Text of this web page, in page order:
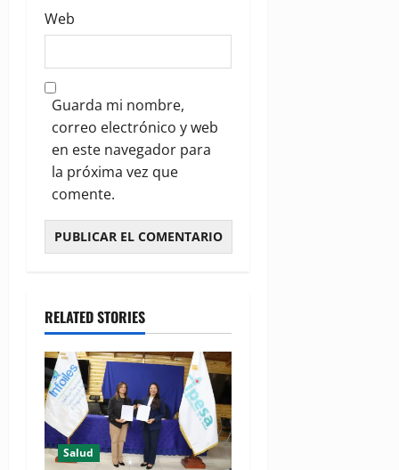
Web
Guarda mi nombre,
correo electrónico y web
en este navegador para
la próxima vez que
comente.
RELATED STORIES
Salud